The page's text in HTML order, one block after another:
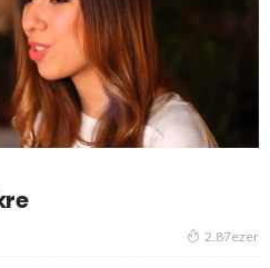
2.87ezer